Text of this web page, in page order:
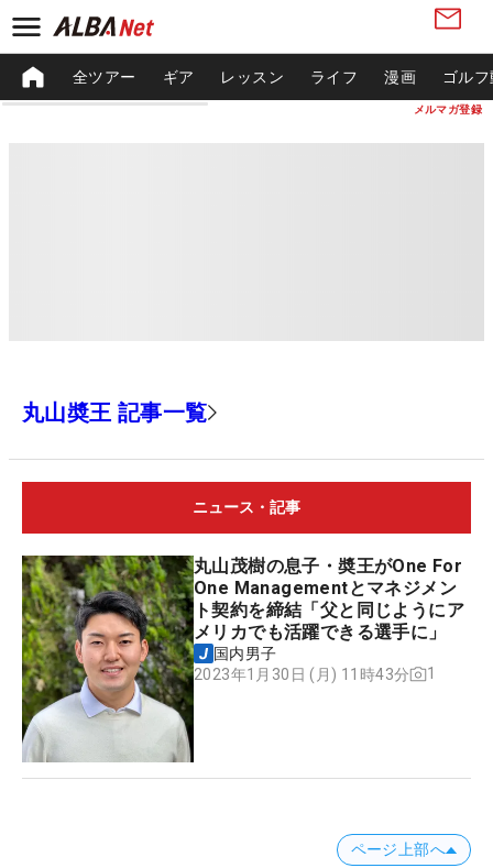
メルマガ登録
全ツアー ギア レッスン ライフ 漫画 ゴル
丸山奬王 記事一覧
ニュース・記事
丸山茂樹の息子・奬王がOne For
One Managementとマネジメン
ト契約を締結「父と同じようにア
メリカでも活躍できる選手に」
国内男子
2023年1月30日 (月) 11時43分
1
ページ上部へ